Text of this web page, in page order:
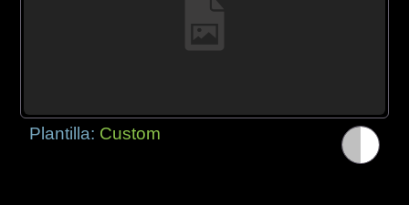
Plantilla: Custom